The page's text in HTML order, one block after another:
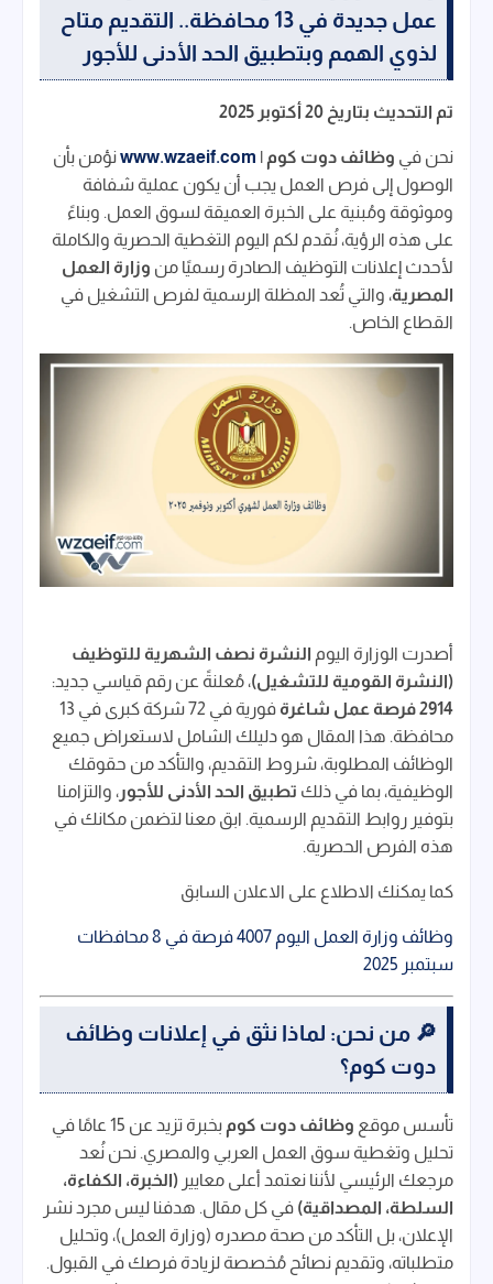
عمل جديدة في 13 محافظة.. التقديم متاح
لذوي الهمم وبتطبيق الحد الأدنى للأجور
تم التحديث بتاريخ 20 أكتوبر 2025
نحن في وظائف دوت كوم | www.wzaeif.comنؤمن بأن
الوصول إلى فرص العمل يجب أن يكون عملية شفافة
وموثوقة ومُبنية على الخبرة العميقة لسوق العمل. وبناءً
على هذه الرؤية، نُقدم لكم اليوم التغطية الحصرية والكاملة
لأحدث إعلانات التوظيف الصادرة رسميًا من وزارة العمل
المصرية، والتي تُعد المظلة الرسمية لفرص التشغيل في
القطاع الخاص.
أصدرت الوزارة اليوم النشرة نصف الشهرية للتوظيف
(النشرة القومية للتشغيل)، مُعلنةً عن رقم قياسي جديد:
2914 فرصة عمل شاغرة
فورية في 72 شركة كبرى في 13
محافظة. هذا المقال هو دليلك الشامل لاستعراض جميع
الوظائف المطلوبة، شروط التقديم، والتأكد من حقوقك
الوظيفية، بما في ذلك تطبيق الحد الأدنى للأجور، والتزامنا
بتوفير روابط التقديم الرسمية. ابق معنا لتضمن مكانك في
هذه الفرص الحصرية.
كما يمكنك الاطلاع على الاعلان السابق
وظائف وزارة العمل اليوم 4007 فرصة في 8 محافظات
سبتمبر 2025
🔎 من نحن: لماذا نثق في إعلانات وظائف
دوت كوم؟
تأسس موقع وظائف دوت كوم
بخبرة تزيد عن 15 عامًا في
تحليل وتغطية سوق العمل العربي والمصري. نحن نُعد
مرجعك الرئيسي لأننا نعتمد أعلى معايير (الخبرة، الكفاءة،
السلطة، المصداقية) في كل مقال. هدفنا ليس مجرد نشر
الإعلان، بل التأكد من صحة مصدره (وزارة العمل)، وتحليل
متطلباته، وتقديم نصائح مُخصصة لزيادة فرصك في القبول.